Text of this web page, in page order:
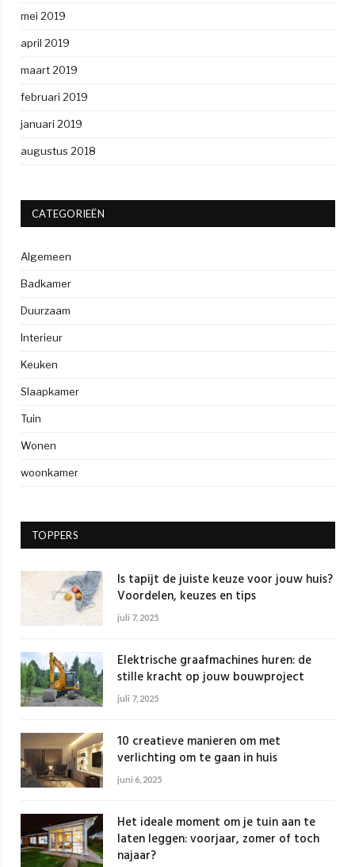
mei 2019
april 2019
maart 2019
februari 2019
januari 2019
augustus 2018
CATEGORIEËN
Algemeen
Badkamer
Duurzaam
Interieur
Keuken
Slaapkamer
Tuin
Wonen
woonkamer
TOPPERS
Is tapijt de juiste keuze voor jouw huis?
Voordelen, keuzes en tips
juli 7, 2025
Elektrische graafmachines huren: de
stille kracht op jouw bouwproject
juli 7, 2025
10 creatieve manieren om met
verlichting om te gaan in huis
juni 6, 2025
Het ideale moment om je tuin aan te
laten leggen: voorjaar, zomer of toch
najaar?